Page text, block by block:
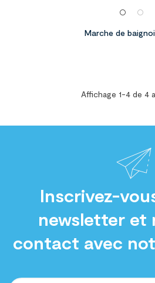
Marche de
Affichage 1-4 de 4
Inscrivez-
newsletter et
contact avec